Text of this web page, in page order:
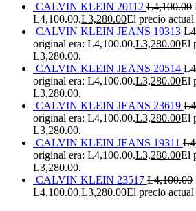
CALVIN KLEIN 20112 L4,100.00
L4,100.00.L3,280.00El precio
CALVIN KLEIN JEANS 19313 L
original era: L4,100.00.L3,280.00El
L3,280.00.
CALVIN KLEIN JEANS 20514 L
original era: L4,100.00.L3,280.00El
L3,280.00.
CALVIN KLEIN JEANS 23619 L
original era: L4,100.00.L3,280.00El
L3,280.00.
CALVIN KLEIN JEANS 19311 L
original era: L4,100.00.L3,280.00El
L3,280.00.
CALVIN KLEIN 23517 L4,100.00
L4,100.00.L3,280.00El precio